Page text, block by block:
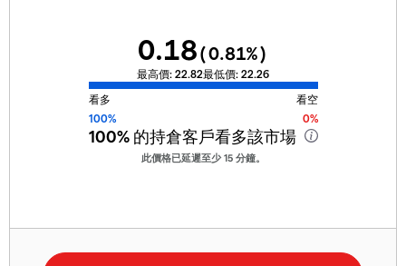
0.18(0.81%)
最高價: 22.82最低價: 22.26
看多
看空
100%
0%
100%的持倉客戶看多該市場
此價格已延遲至少 15 分鐘。